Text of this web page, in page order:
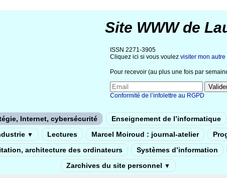
Site WWW de
ISSN 2271-3905
Cliquez ici si vous voulez visiter mon autre
Pour recevoir (au plus une fois par
Conformité de l’infolettre au RGPD
Internet, cybersécurité Enseignement de l’informatique
▼ Lectures Marcel Moiroud : journal-atelier
architecture des ordinateurs Systèmes d’information
Zarchives du site personnel ▼